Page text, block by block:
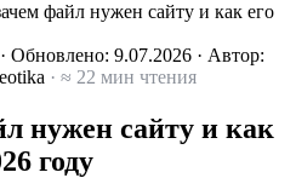
файл нужен сайту и как его
· Обновлено: 9.07.2026 · Автор:
· ≈ 22 мин чтения
нужен сайту и как
году